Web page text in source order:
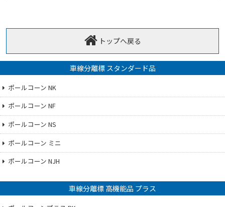
トップへ戻る
車線分離標 スタンダード品
ポールコーン NK
ポールコーン NF
ポールコーン NS
ポールコーン ミニ
ポールコーン NJH
車線分離標 高機能品 プラス